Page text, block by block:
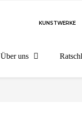
KUNSTWERKE
Über uns